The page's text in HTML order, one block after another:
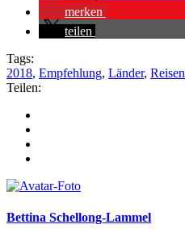
merken
teilen
Tags:
2018, Empfehlung, Länder, Reisen
Teilen:
Bettina Schellong-Lammel